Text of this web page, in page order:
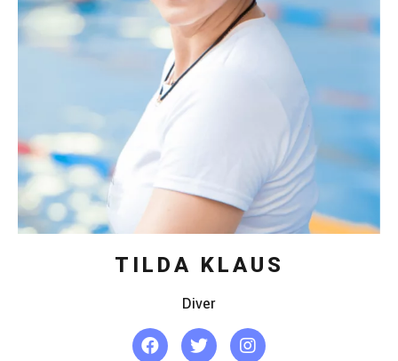
TILDA KLAUS
Diver